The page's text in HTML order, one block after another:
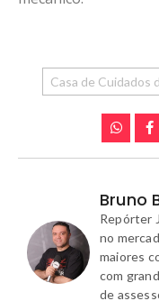
Casa de Cuidados
Bruno
Repórter
no
maiores
com
de